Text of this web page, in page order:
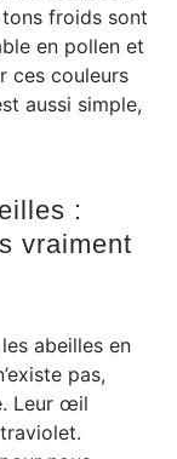
froids sont
en pollen et
ces couleurs
aussi simple,
:
vraiment
abeilles en
pas,
Leur œil